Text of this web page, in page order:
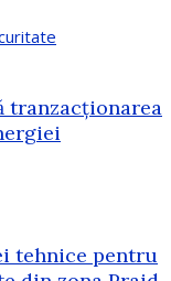
tranzacționarea
tehnice pentru